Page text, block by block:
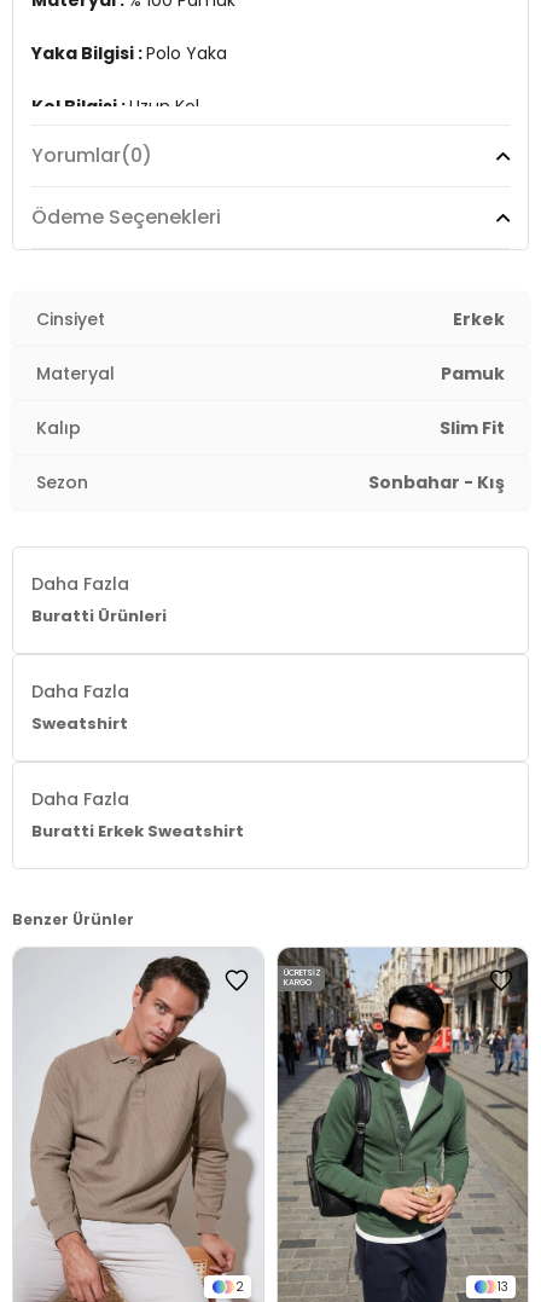
Yaka Bilgisi :Polo Yaka
Kol Bilgisi :Uzun Kol
Kalıp Bilgisi :Slim Fit
Manken Ölçüsü :Boy : 1.85 cm / Göğüs : 98 cm / Bel :
3DE15905707.07
Yorumlar(0)
Ödeme Seçenekleri
Cinsiyet Erkek
Materyal Pamuk
Kalıp Slim Fit
Sezon Sonbahar - Kış
Daha Fazla
Buratti Ürünleri
Daha Fazla
Sweatshirt
Daha Fazla
Buratti Erkek Sweatshirt
Benzer Ürünler
2 13
ÜCRETSIZ
KARGO